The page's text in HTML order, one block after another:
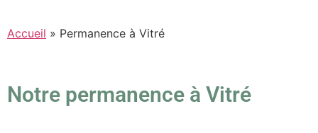
Accueil » Permanence à Vitré
Notre permanence à Vitré